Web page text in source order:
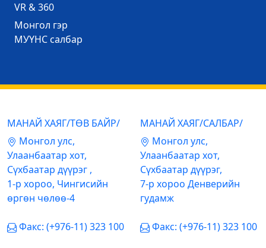
VR & 360
Mонгол гэр
МУҮНС салбар
МАНАЙ ХАЯГ/ТӨВ БАЙР/
Mонгол улс,
Улаанбаатар хот,
Сүхбаатар дүүрэг ,
1-р хороо, Чингисийн
өргөн чөлөө-4
Факс: (+976-11) 323 100
МАНАЙ ХАЯГ/САЛБАР/
Mонгол улс,
Улаанбаатар хот,
Сүхбаатар дүүрэг,
7-р хороо Денверийн
гудамж
Факс: (+976-11) 323 100